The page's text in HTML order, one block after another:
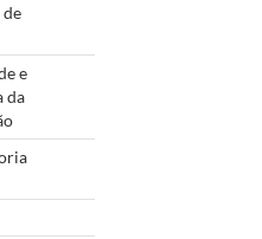
de
e
da